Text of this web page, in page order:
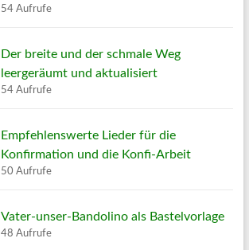
54 Aufrufe
Der breite und der schmale Weg
leergeräumt und aktualisiert
54 Aufrufe
Empfehlenswerte Lieder für die
Konfirmation und die Konfi-Arbeit
50 Aufrufe
Vater-unser-Bandolino als Bastelvorlage
48 Aufrufe